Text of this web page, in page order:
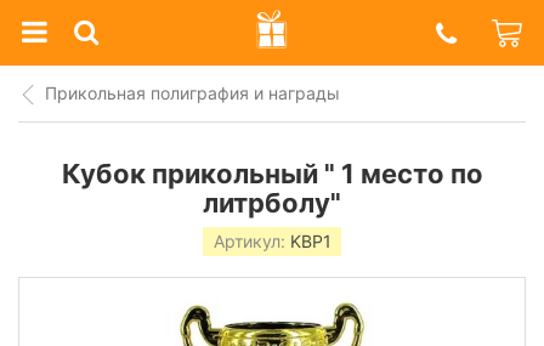
Prazdnik
Shop
Прикольная полиграфия и награды
Кубок прикольный " 1 место по
литрболу"
Артикул: KBP1